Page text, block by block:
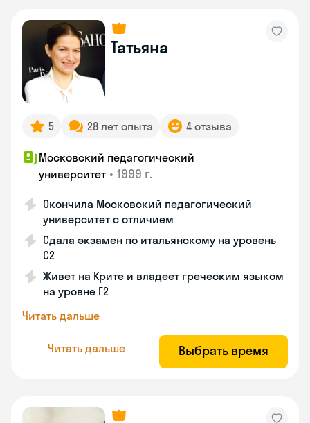
Татьяна
5 28 лет опыта 4 отзыва
Московский педагогический
университет • 1999 г.
Окончила Московский педагогический
университет с отличием
Сдала экзамен по итальянскому на уровень
С2
Живет на Крите и владеет греческим языком
на уровне Г2
Читать дальше
Читать дальше Выбрать время